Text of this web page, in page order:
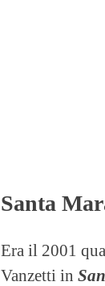
Santa
Era il 2001
Vanzetti in